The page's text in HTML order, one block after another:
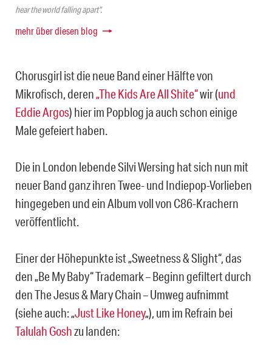
hear the world falling apart“.
mehr über diesen blog
Chorusgirl ist die neue Band einer Hälfte von
Mikrofisch, deren„The Kids Are All Shite“wir (und
Eddie Argos) hier im Popblog ja auch schon einige
Male gefeiert haben.
Die in London lebende Silvi Wersing hat sich nun mit
neuer Band ganz ihren Twee- und Indiepop-Vorlieben
hingegeben und ein Album voll von C86-Krachern
veröffentlicht.
Einer der Höhepunkte ist „Sweetness & Slight“, das
den „Be My Baby“ Trademark – Beginn gefiltert durch
den The Jesus & Mary Chain – Umweg aufnimmt
(siehe auch: „Just Like Honey„), um im Refrain bei
Talulah Goshzu landen: